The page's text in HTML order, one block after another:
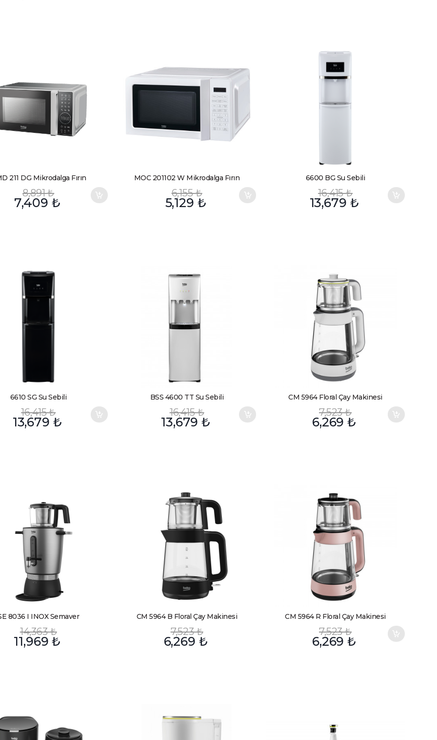
211 DG Mikrodalga Fırın
8,891₺
7,409 ₺
MOC 201102 W Mikrodalga Fırın
6,155₺
5,129 ₺
6600 BG Su Sebili
16,415₺
13,679 ₺
6610 SG Su Sebili
16,415₺
13,679 ₺
BSS 4600 TT Su Sebili
16,415₺
13,679₺
CM 5964 Floral Çay Makinesi
7,523₺
6,269₺
8036 I INOX Semaver
14,363₺
11,969₺
CM 5964 B Floral Çay Makinesi
7,523₺
6,269 ₺
CM 5964 R Floral Çay Makinesi
7,523₺
6,269₺